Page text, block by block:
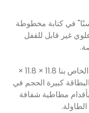
في كتابة مخطوطة
غير قابل للقفل
يبلغ حجم صندوق تذكار الزفاف الحديث الخاص بنا 11.8 × 11.8 ×
، وفتحة البطاقة كبيرة الحجم في
بأقدام مطاطية شفافة